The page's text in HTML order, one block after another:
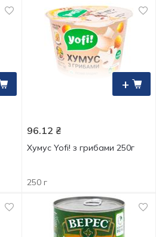
+
96.12 ₴
Хумус Yofi! з грибами 250г
250 г